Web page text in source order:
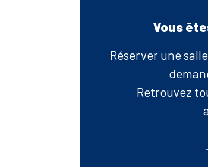
Vous
Réserver une
Retrouvez